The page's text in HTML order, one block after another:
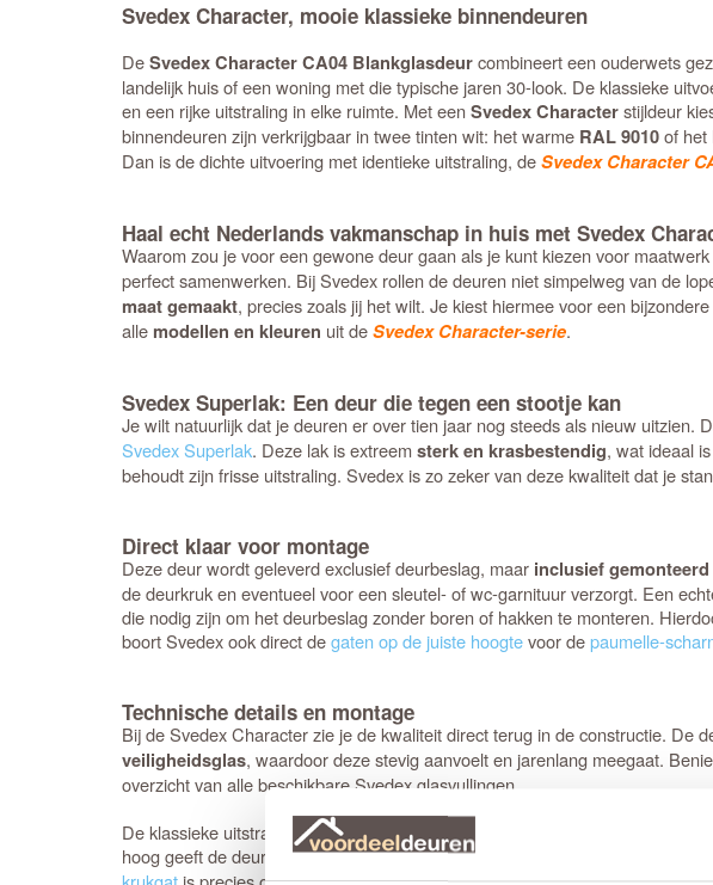
Svedex Character, mooie klassieke binnendeuren
DeSvedex Character CA04 Blankglasdeurcombineert een ouderwets
landelijk huis of een woning met die typische jaren 30-look. De klassieke
en een rijke uitstraling in elke ruimte. Met eenSvedex Characterstijldeur
binnendeuren zijn verkrijgbaar in twee tinten wit: het warme RAL 9010of het
Dan is de dichte uitvoering met identieke uitstraling, deSvedex Character
Haal echt Nederlands vakmanschap in huis met Svedex
Waarom zou je voor een gewone deur gaan als je kunt kiezen voor
perfect samenwerken. Bij Svedex rollen de deuren niet simpelweg van de
maat gemaakt, precies zoals jij het wilt. Je kiest hiermee voor een
alle modellen en kleuren uit deSvedex Character-serie.
Svedex Superlak: Een deur die tegen een stootje kan
Je wilt natuurlijk dat je deuren er over tien jaar nog steeds als nieuw uitzien.
Svedex Superlak. Deze lak is extreemsterk en krasbestendig, wat ideaal
behoudt zijn frisse uitstraling. Svedex is zo zeker van deze kwaliteit dat je
Direct klaar voor montage
Deze deur wordt geleverd exclusief deurbeslag, maar inclusief
de deurkruk en eventueel voor een sleutel- of wc-garnituur verzorgt. Een
die nodig zijn om het deurbeslag zonder boren of hakken te monteren.
boort Svedex ook direct degaten op de juiste hoogtevoor depaumelle-
Technische details en montage
Bij de Svedex Character zie je de kwaliteit direct terug in de constructie. De
veiligheidsglas, waardoor deze stevig aanvoelt en jarenlang meegaat.
overzicht van alle beschikbare Svedex glasvullingen.
De klassieke uitstraling wordt versterkt door de brede zijstijlen en
hoog geeft de deur echt body, waarbij de vlakke rand rondom het paneel